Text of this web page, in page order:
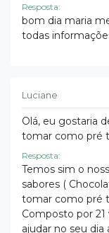
Resposta:
bom dia maria
todas
Luciane
Olá, eu gostaria
tomar como pré
Resposta:
Temos sim o
sabores (
tomar como pré
Composto por
ajudar no seu dia